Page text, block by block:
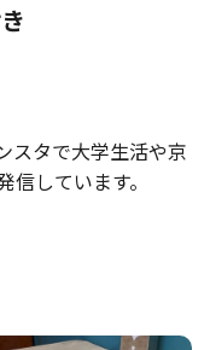
スタで大学生活や京
しています。